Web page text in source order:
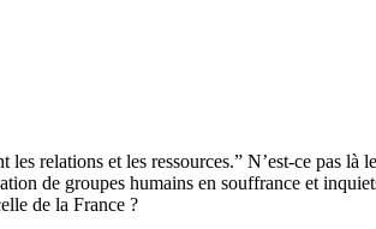
relations et les ressources.” N’est-ce pas là
de groupes humains en souffrance et
de la France ?